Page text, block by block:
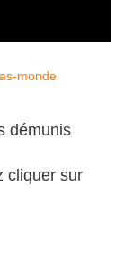
démunis
cliquer sur